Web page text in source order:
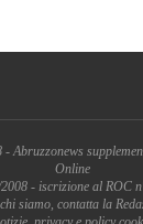
Abruzzonews
Online
- iscrizione al ROC
siamo, contatta la